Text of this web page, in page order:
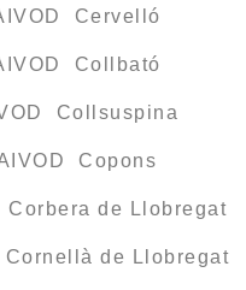
Cervelló
Collbató
Collsuspina
Copons
de Llobregat
de Llobregat